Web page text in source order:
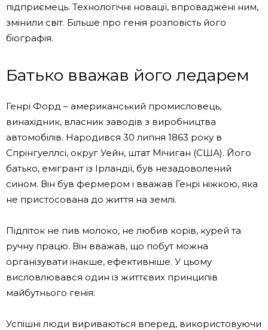
підприємець. Технологічні новації, впроваджені ним,
змінили світ. Більше про генія розповість його
біографія.
Батько вважав його ледарем
Генрі Форд – американський промисловець,
винахідник, власник заводів з виробництва
автомобілів. Народився 30 липня 1863 року в
Спрінгуеллсі, округ Уейн, штат Мічиган (США). Його
батько, емігрант із Ірландії, був незадоволений
сином. Він був фермером і вважав Генрі ніжкою, яка
не пристосована до життя на землі.
Підліток не пив молоко, не любив корів, курей та
ручну працю. Він вважав, що побут можна
організувати інакше, ефективніше. У цьому
висловлювався один із життєвих принципів
майбутнього генія:
Успішні люди вириваються вперед, використовуючи